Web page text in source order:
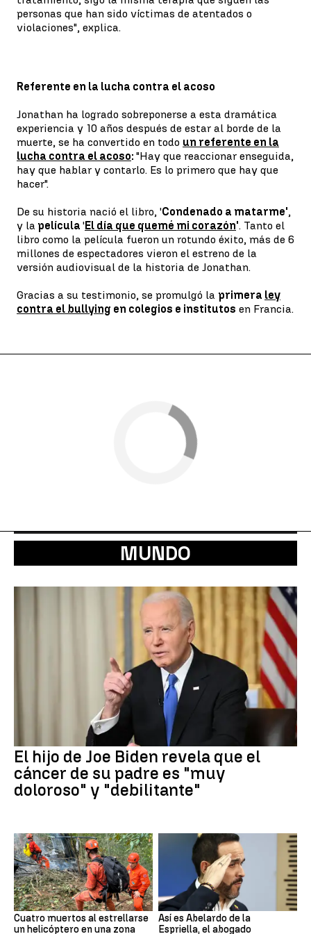
personas que han sido víctimas de atentados o
violaciones", explica.
Referente en la lucha contra el acoso
Jonathan ha logrado sobreponerse a esta dramática
experiencia y 10 años después de estar al borde de la
muerte, se ha convertido en todo un referente en la
lucha contra el acoso: "Hay que reaccionar enseguida,
hay que hablar y contarlo. Es lo primero que hay que
hacer".
De su historia nació el libro, 'Condenado a matarme',
y la película 'El día que quemé mi corazón'. Tanto el
libro como la película fueron un rotundo éxito, más de 6
millones de espectadores vieron el estreno de la
versión audiovisual de la historia de Jonathan.
Gracias a su testimonio, se promulgó la primera ley
contra el bullying en colegios e institutos en Francia.
MUNDO
El hijo de Joe Biden revela que el
cáncer de su padre es "muy
doloroso" y "debilitante"
Cuatro muertos al estrellarse
un helicóptero en una zona
Así es Abelardo de la
Espriella, el abogado